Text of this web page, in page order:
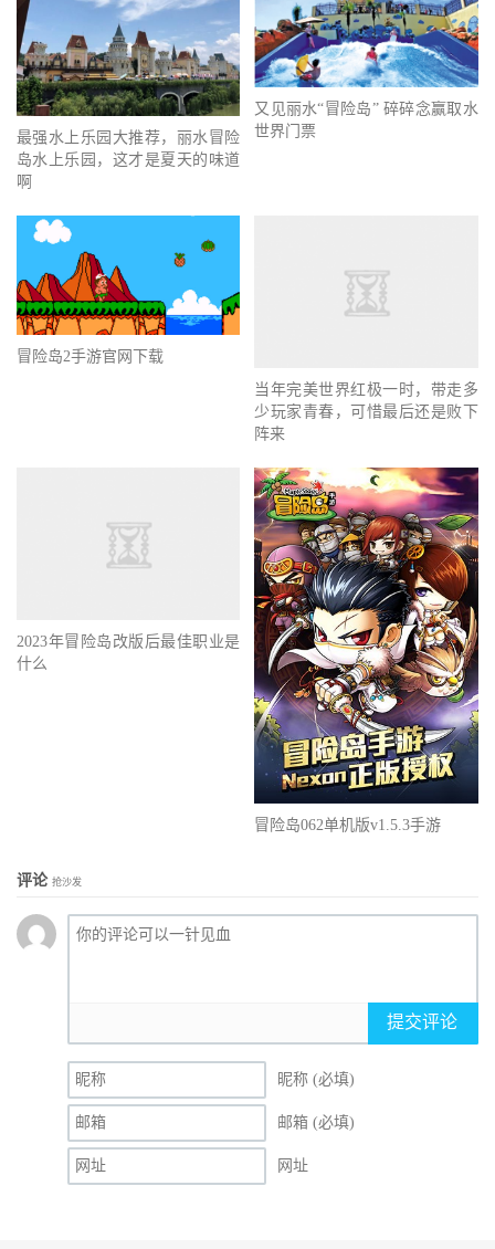
最强水上乐园大推荐，丽水冒险
岛水上乐园，这才是夏天的味道
啊
又见丽水“冒险岛” 碎碎念赢取水
世界门票
冒险岛2手游官网下载
当年完美世界红极一时，带走多
少玩家青春，可惜最后还是败下
阵来
2023年冒险岛改版后最佳职业是
什么
冒险岛062单机版v1.5.3手游
评论 抢沙发
提交评论
昵称 (必填)
邮箱 (必填)
网址